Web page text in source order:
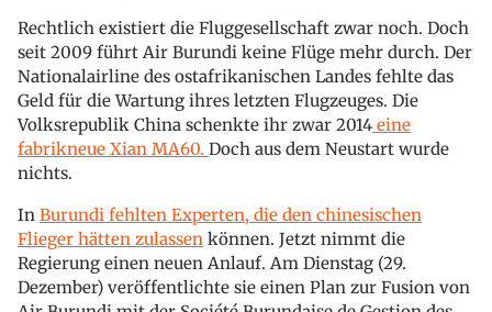
Rechtlich existiert die Fluggesellschaft zwar noch. Doch
seit 2009 führt Air Burundi keine Flüge mehr durch. Der
Nationalairline des ostafrikanischen Landes fehlte das
Geld für die Wartung ihres letzten Flugzeuges. Die
Volksrepublik China schenkte ihr zwar 2014 eine
fabrikneue Xian MA60. Doch aus dem Neustart wurde
nichts.
In Burundi fehlten Experten, die den chinesischen
Flieger hätten zulassen können. Jetzt nimmt die
Regierung einen neuen Anlauf. Am Dienstag (29.
Dezember) veröffentlichte sie einen Plan zur Fusion von